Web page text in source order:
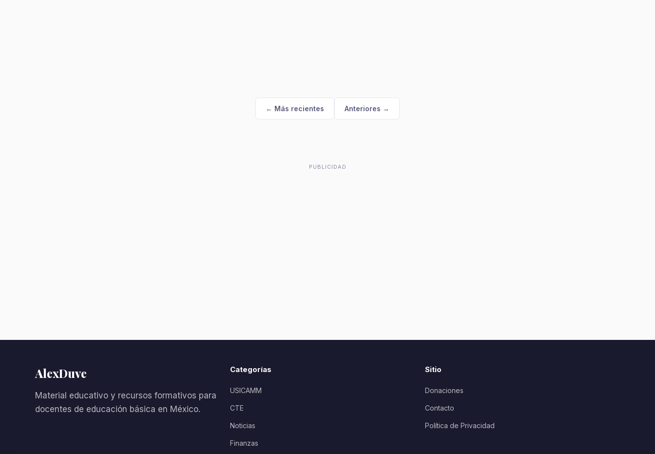
← Más recientes Anteriores →
PUBLICIDAD
AlexDuve
Material educativo y recursos formativos para
docentes de educación básica en México.
Categorías
USICAMM
CTE
Noticias
Finanzas
Sitio
Donaciones
Contacto
Política de Privacidad